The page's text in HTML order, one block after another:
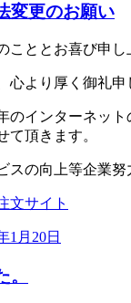
変更のお願い
ととお喜び申し
より厚く御礼申
インターネット
て頂きます。
の向上等企業努
文サイト
1月20日